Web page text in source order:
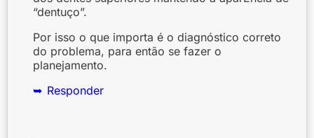
“dentuço”.
Por isso o que importa é o diagnóstico correto
do problema, para então se fazer o
planejamento.
Responder